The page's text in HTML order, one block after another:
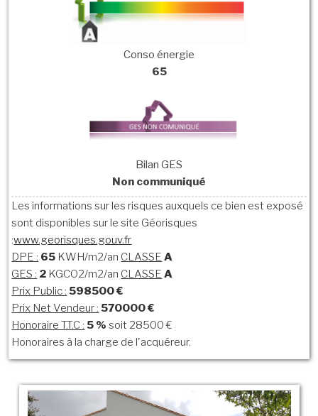
Conso énergie
65
Bilan GES
Non communiqué
Les informations sur les risques auxquels ce bien est exposé
sont disponibles sur le site Géorisques
:www.georisques.gouv.fr
DPE : 65 KWH/m2/an CLASSE A
GES : 2 KGCO2/m2/an CLASSE A
Prix Public : 598500 €
Prix Net Vendeur : 570000 €
Honoraire T.T.C : 5 % soit 28500 €
Honoraires à la charge de l'acquéreur.